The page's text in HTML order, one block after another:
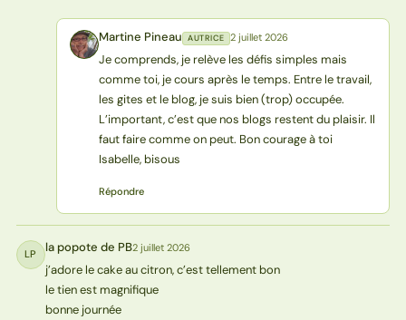
MP Martine Pineau AUTRICE 2 juillet 2026
Je comprends, je relève les défis simples mais
comme toi, je cours après le temps. Entre le travail,
les gites et le blog, je suis bien (trop) occupée.
L’important, c’est que nos blogs restent du plaisir. Il
faut faire comme on peut. Bon courage à toi
Isabelle, bisous
Répondre
LP la popote de PB2 juillet 2026
j’adore le cake au citron, c’est tellement bon
le tien est magnifique
bonne journée